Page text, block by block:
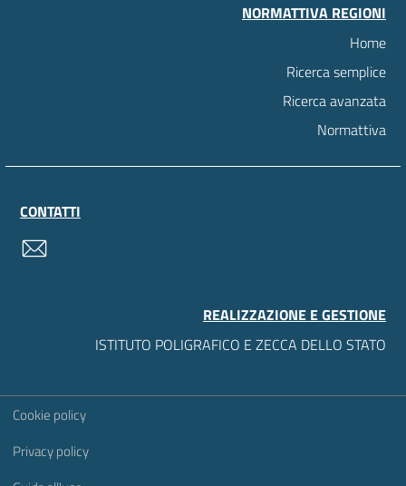
NORMATTIVA REGIONI
Home
Ricerca semplice
Ricerca avanzata
Normattiva
CONTATTI
REALIZZAZIONE E GESTIONE
ISTITUTO POLIGRAFICO E ZECCA DELLO STATO
Sezione Link Utili
Cookie policy
Privacy policy